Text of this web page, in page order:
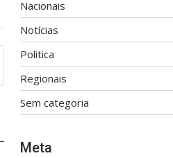
Nacionais
Notícias
Politica
Regionais
Sem categoria
Meta